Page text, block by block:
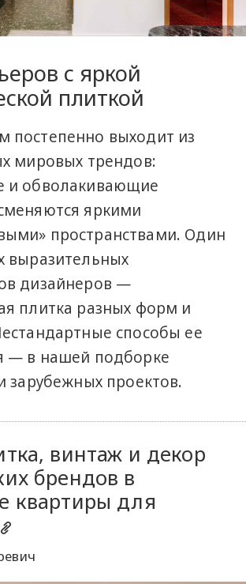
с яркой
плиткой
постепенно выходит из
мировых трендов:
и обволакивающие
яркими
пространствами. Один
выразительных
дизайнеров —
плитка разных форм и
способы ее
— в нашей подборке
зарубежных проектов.
винтаж и декор
брендов в
квартиры для